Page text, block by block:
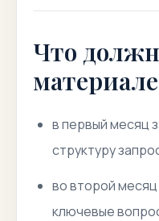
Что
материале
в первый месяц
структуру
во второй
ключевые